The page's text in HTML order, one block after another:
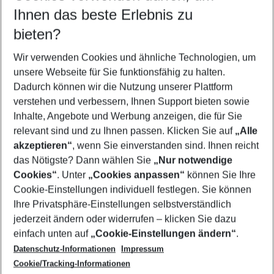
Reisezeitraum wählen
09.08.26– 07.08.27 5-8 Nächte
2 Erwachsene Keine Kinder
Mehr Filter anzeigen
Footer
Footer navigation
Über uns
AGB
Cookie-Einstellungen ändern
Cookie-Richtlinie
Datenschutz
Service & Hilfe
Barrierefreies Reisen
Check-in
Folgen Sie uns
Ihnen das beste Erlebnis zu
bieten?
Wir verwenden Cookies und ähnliche Technologien, um
unsere Webseite für Sie funktionsfähig zu halten.
Dadurch können wir die Nutzung unserer Plattform
verstehen und verbessern, Ihnen Support bieten sowie
Inhalte, Angebote und Werbung anzeigen, die für Sie
relevant sind und zu Ihnen passen. Klicken Sie auf „Alle
akzeptieren“, wenn Sie einverstanden sind. Ihnen reicht
das Nötigste? Dann wählen Sie „Nur notwendige
Cookies“. Unter „Cookies anpassen“ können Sie Ihre
Cookie-Einstellungen individuell festlegen. Sie können
Ihre Privatsphäre-Einstellungen selbstverständlich
jederzeit ändern oder widerrufen – klicken Sie dazu
einfach unten auf „Cookie-Einstellungen ändern“.
Datenschutz-Informationen
Impressum
Cookie/Tracking-Informationen